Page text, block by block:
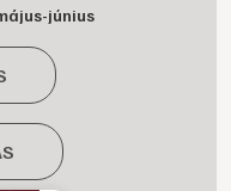
június